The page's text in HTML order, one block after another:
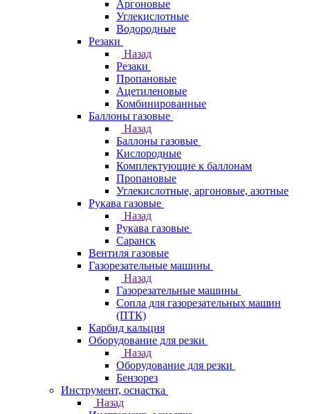
Аргоновые
Углекислотные
Водородные
Резаки
Назад
Резаки
Пропановые
Ацетиленовые
Комбинированные
Баллоны газовые
Назад
Баллоны газовые
Кислородные
Комплектующие к баллонам
Пропановые
Углекислотные, аргоновые, азотные
Рукава газовые
Назад
Рукава газовые
Саранск
Вентиля газовые
Газорезательные машины
Назад
Газорезательные машины
Сопла для газорезательных машин
(ПТК)
Карбид кальция
Оборудование для резки
Назад
Оборудование для резки
Бензорез
Инструмент, оснастка
Назад